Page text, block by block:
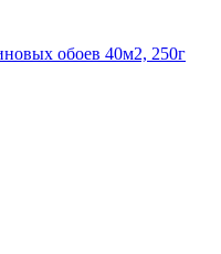
обоев 40м2, 250г